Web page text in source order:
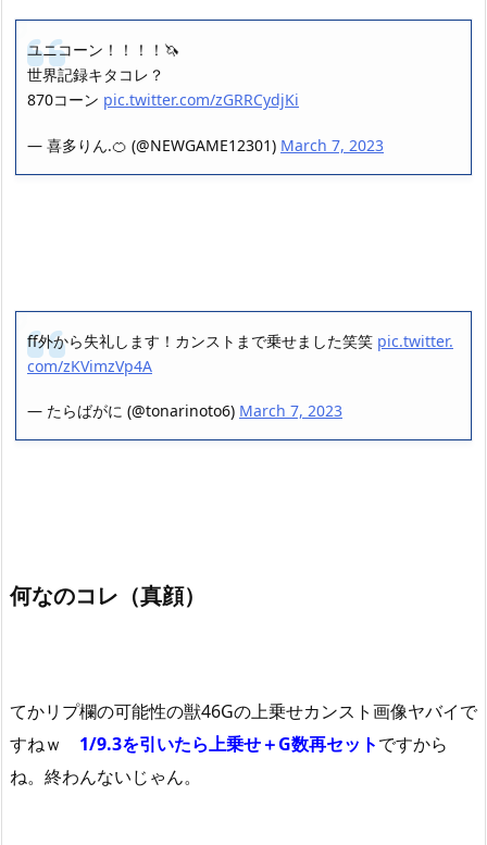
ユニコーン！！！！🦄
世界記録キタコレ？
870コーン pic.twitter.com/zGRRCydjKi
— 喜多りん.🍊 (@NEWGAME12301) March 7, 2023
ff外から失礼します！カンストまで乗せました笑笑 pic.twitter.
com/zKVimzVp4A
— たらばがに (@tonarinoto6) March 7, 2023
何なのコレ（真顔）
てかリプ欄の可能性の獣46Gの上乗せカンスト画像ヤバイで
すねｗ 1/9.3を引いたら上乗せ＋G数再セットですから
ね。終わんないじゃん。